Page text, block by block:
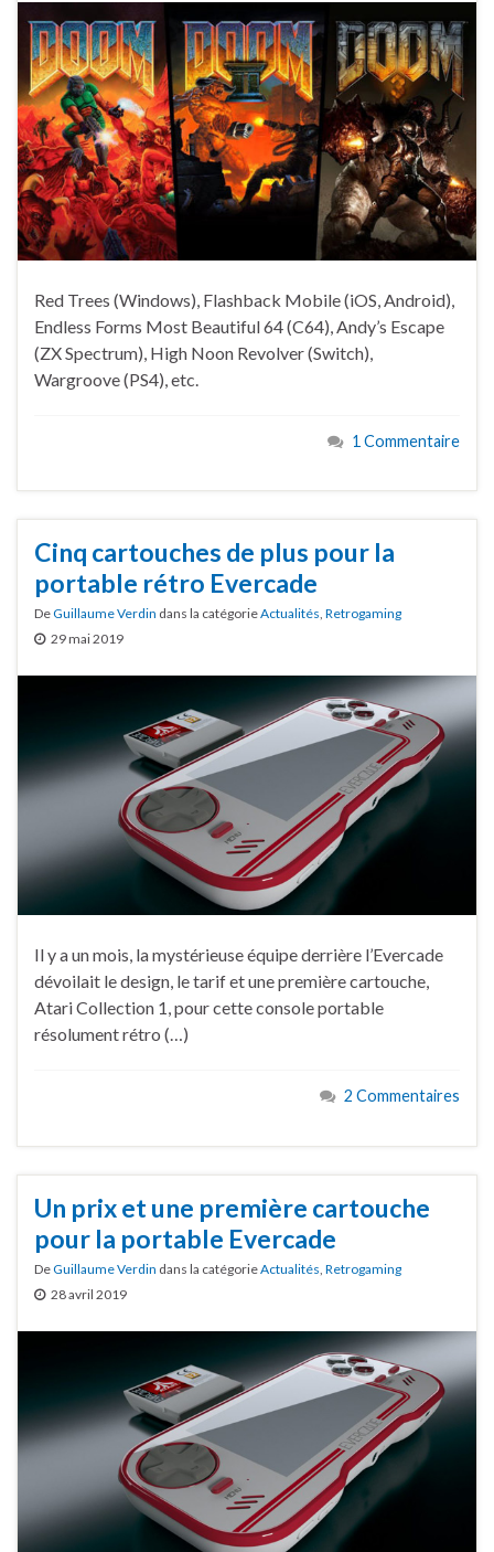
Red Trees (Windows), Flashback Mobile (iOS, Android),
Endless Forms Most Beautiful 64 (C64), Andy’s Escape
(ZX Spectrum), High Noon Revolver (Switch),
Wargroove (PS4), etc.
1 Commentaire
Cinq cartouches de plus pour la
portable rétro Evercade
DeGuillaume Verdin dans la catégorieActualités, Retrogaming
29 mai 2019
Il y a un mois, la mystérieuse équipe derrière l’Evercade
dévoilait le design, le tarif et une première cartouche,
Atari Collection 1, pour cette console portable
résolument rétro (…)
2 Commentaires
Un prix et une première cartouche
pour la portable Evercade
DeGuillaume Verdin dans la catégorieActualités, Retrogaming
28 avril 2019